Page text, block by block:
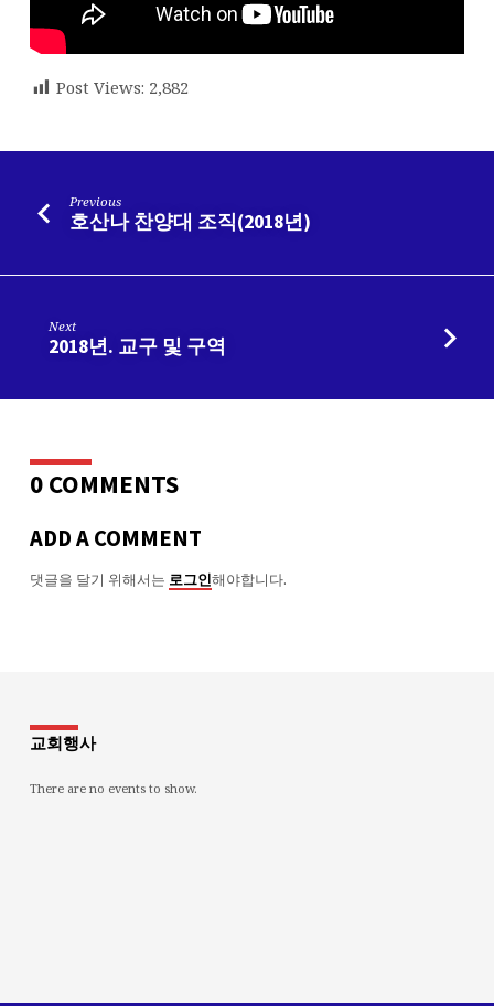
Post Views: 2,882
Previous
호산나 찬양대 조직(2018년)
Next
2018년. 교구 및 구역
0 COMMENTS
ADD A COMMENT
댓글을 달기 위해서는 로그인해야합니다.
교회행사
There are no events to show.